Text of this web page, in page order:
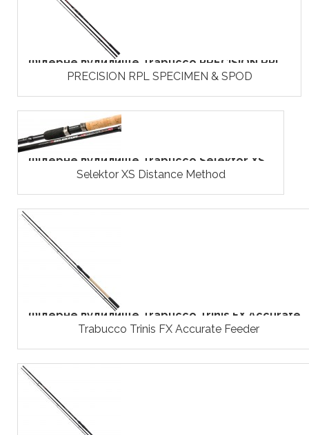
Фідерне вудилище Trabucco PRECISION RPL...
PRECISION RPL SPECIMEN & SPOD
Фідерне вудилище Trabucco Selektor XS...
Selektor XS Distance Method
Фідерне вудилище Trabucco Trinis FX Accurate...
Trabucco Trinis FX Accurate Feeder